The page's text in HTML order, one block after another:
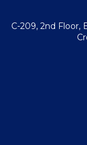
C-209, 2nd Floor,